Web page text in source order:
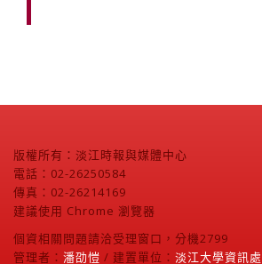
版權所有：淡江時報與媒體中心
電話：02-26250584
傳真：02-26214169
建議使用 Chrome 瀏覽器
個資相關問題請洽受理窗口，分機2799
管理者： 潘劭愷 / 建置單位： 淡江大學資訊處